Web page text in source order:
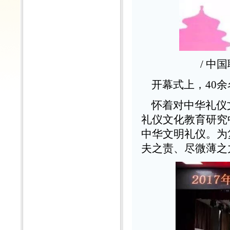
/ 中
开幕式上，40
怀着对中华礼仪
礼仪文化教育研
中华文明礼仪。
夫之责、尽微薄之